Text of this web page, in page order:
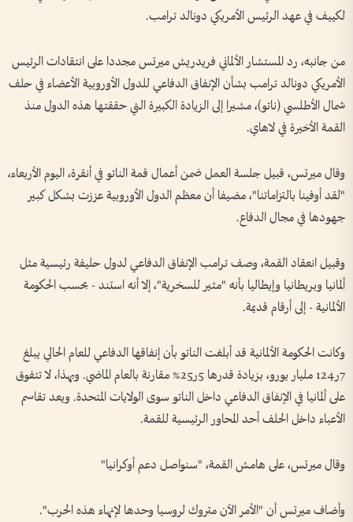
لكييف في عهد الرئيس الأمريكي دونالد ترامب.
من جانبه، رد المستشار الألماني فريدريش ميرتس مجددا على انتقادات الرئيس
الأمريكي دونالد ترامب بشأن الإنفاق الدفاعي للدول الأوروبية الأعضاء في حلف
شمال الأطلسي (ناتو)، مشيرا إلى الزيادة الكبيرة التي حققتها هذه الدول منذ
القمة الأخيرة في لاهاي.
وقال ميرتس، قبيل جلسة العمل ضمن أعمال قمة الناتو في أنقرة، اليوم الأربعاء،
"لقد أوفينا بالتزاماتنا"، مضيفا أن معظم الدول الأوروبية عززت بشكل كبير
جهودها في مجال الدفاع.
وقبيل انعقاد القمة، وصف ترامب الإنفاق الدفاعي لدول حليفة رئيسية مثل
ألمانيا وبريطانيا وإيطاليا بأنه "مثير للسخرية"، إلا أنه استند - بحسب الحكومة
الألمانية - إلى أرقام قديمة.
وكانت الحكومة الألمانية قد أبلغت الناتو بأن إنفاقها الدفاعي للعام الحالي يبلغ
7ر124 مليار يورو، بزيادة قدرها 5ر25% مقارنة بالعام الماضي. وبهذا، لا تتفوق
على ألمانيا في الإنفاق الدفاعي داخل الناتو سوى الولايات المتحدة. ويعد تقاسم
الأعباء داخل الحلف أحد المحاور الرئيسية للقمة.
وقال ميرتس، على هامش القمة، "سنواصل دعم أوكرانيا"
وأضاف ميرتس أن "الأمر الآن متروك لروسيا وحدها لإنهاء هذه الحرب".